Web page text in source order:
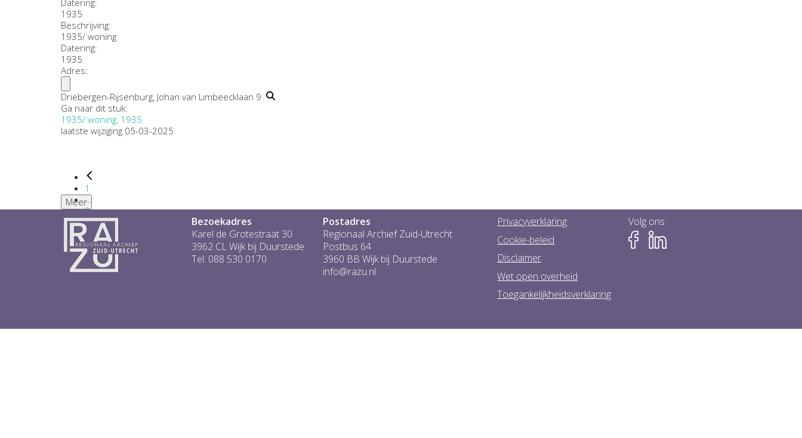
Datering:
1935
Beschrijving:
1935/ woning
Datering:
1935
Adres:
Driebergen-Rijsenburg, Johan van Limbeecklaan 9
Ga naar dit stuk:
1935/ woning, 1935
laatste wijziging 05-03-2025
1
...
2
3
4
5
6
...
Meer
Bezoekadres
Karel de Grotestraat 30
3962 CL Wijk bij Duurstede
Tel: 088 530 0170
Postadres
Regionaal Archief Zuid-Utrecht
Postbus 64
3960 BB Wijk bij Duurstede
info@razu.nl
Privacyverklaring
Cookie-beleid
Disclaimer
Wet open overheid
Toegankelijkheidsverklaring
Volg ons: